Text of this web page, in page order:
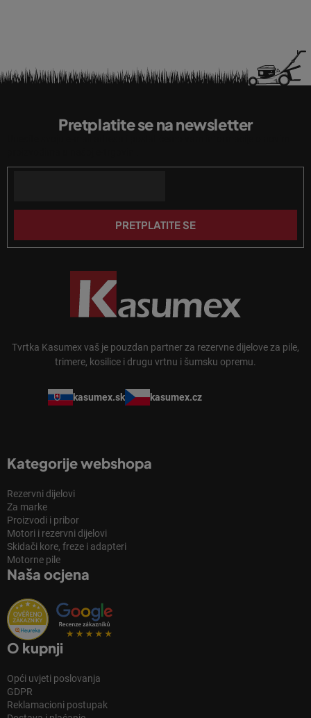
l
e
s
a
a
o
Tvrtka Kasumex vaš je pouzdan partner za rezervne dijelove za pile,
trimere, kosilice i drugu vrtnu i šumsku opremu.
kasumex.sk kasumex.cz
Kategorije webshopa
Rezervni dijelovi
Za marke
Proizvodi i pribor
Motori i rezervni dijelovi
Skidači kore, freze i adapteri
Motorne pile
Naša ocjena
O kupnji
Opći uvjeti poslovanja
GDPR
Reklamacioni postupak
Pretplatite se na newsletter
PRETPLATITE SE